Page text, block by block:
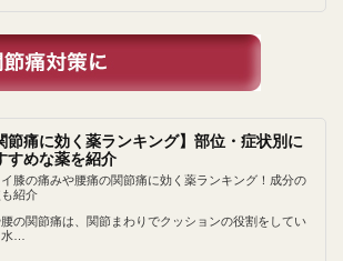
節痛に効く薬ランキング】部位・症状別に
すめな薬を紹介
膝の痛みや腰痛の関節痛に効く薬ランキング！成分の
紹介
の関節痛は、関節まわりでクッションの役割をしてい
…